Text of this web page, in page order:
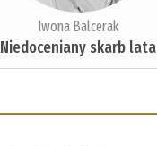
Iwona Balcerak
Niedoceniany skarb lata